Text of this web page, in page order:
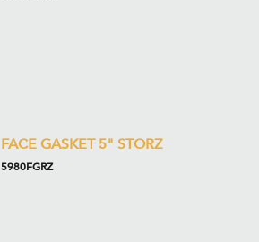
FACE GASKET 5" STORZ
5980FGRZ